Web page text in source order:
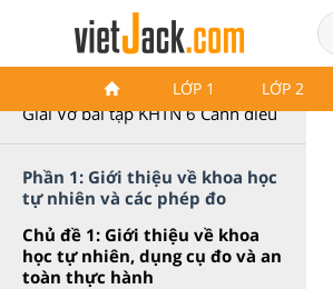
LỚP 1 LỚP 2
VBT Khoa học tự nhiên 6
Giải Vở bài tập KHTN 6 Cánh diều
Phần 1: Giới thiệu về khoa học
tự nhiên và các phép đo
Chủ đề 1: Giới thiệu về khoa
học tự nhiên, dụng cụ đo và an
toàn thực hành